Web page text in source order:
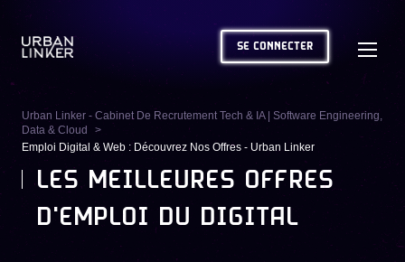
SE CONNECTER
Urban Linker - Cabinet De Recrutement Tech & IA | Software Engineering,
Data & Cloud
Emploi Digital & Web : Découvrez Nos Offres - Urban Linker
LES MEILLEURES OFFRES
D'EMPLOI DU DIGITAL